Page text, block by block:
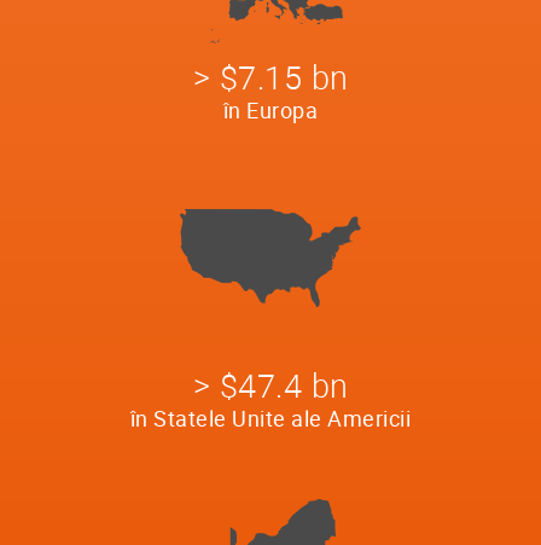
> $7.15 bn
în Europa
> $47.4 bn
în Statele Unite ale Americii